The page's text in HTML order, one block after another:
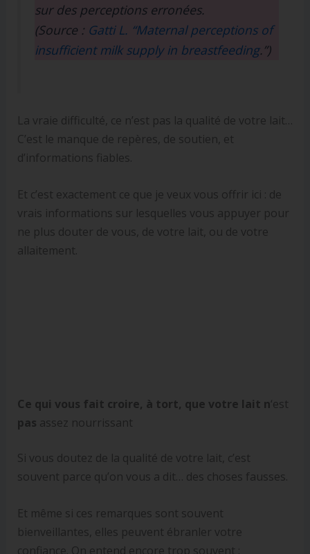
sur des perceptions erronées.
(Source : Gatti L. “Maternal perceptions of
insufficient milk supply in breastfeeding.”)
La vraie difficulté, ce n’est pas la qualité de votre lait…
C’est le manque de repères, de soutien, et
d’informations fiables.
Et c’est exactement ce que je veux vous offrir ici : de
vrais informations sur lesquelles vous appuyer pour
ne plus douter de vous, de votre lait, ou de votre
allaitement.
Ce qui vous fait croire, à tort, que votre lait n‘est
pas assez nourrissant
Si vous doutez de la qualité de votre lait, c’est
souvent parce qu’on vous a dit… des choses fausses.
Et même si ces remarques sont souvent
bienveillantes, elles peuvent ébranler votre
confiance. On entend encore trop souvent :